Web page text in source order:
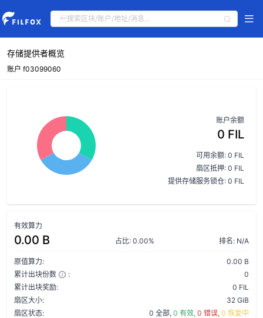
存储提供者概览
账户 f03099060
账户余额
0 FIL
可用余额: 0 FIL
扇区抵押: 0 FIL
提供存储服务锁仓: 0 FIL
有效算力
0.00 B 占比: 0.00% 排名: N/A
原值算力:
0.00 B
累计出块份数
:
0
累计出块奖励:
0 FIL
扇区大小:
32 GiB
扇区状态:
0 全部, 0 有效, 0 错误, 0 恢复中